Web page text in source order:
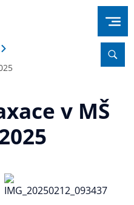
v MŠ